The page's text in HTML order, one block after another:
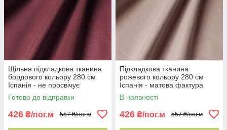
Щільна підкладкова тканина
бордового кольору 280 см
Іспанія - не просвічує
Готово до відправки
426 ₴/пог.м 557 ₴/пог.м
Підкладкова тканина
рожевого кольору 280 см
Іспанія - матова фактура
В наявності
426 ₴/пог.м 557 ₴/пог.м